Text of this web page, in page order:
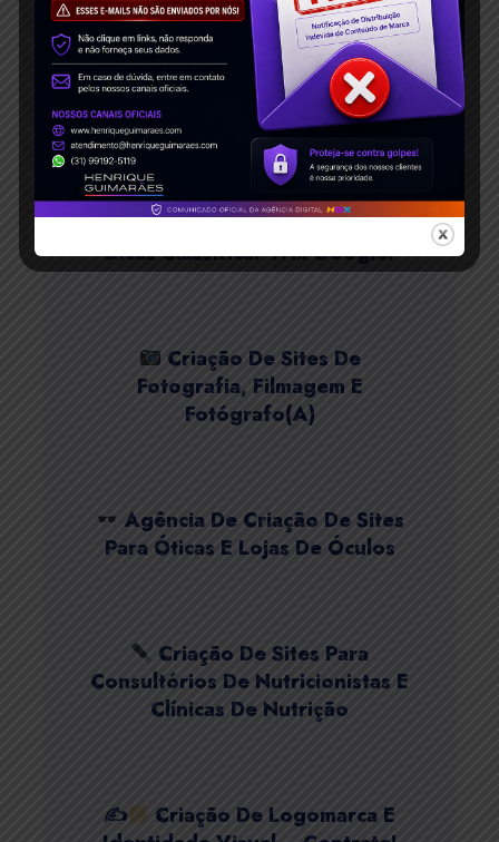
Estratégias De Marketing
Digital Para Pequenas Empresas!
Como Fazer SEO Sites Wix?
Dicas Classificar Wix Google!
Criação De Sites De
Fotografia, Filmagem E
Fotógrafo(a)
Agência De Criação De Sites
Para Óticas E Lojas De Óculos
Criação De Sites Para
Consultórios De Nutricionistas E
Clínicas De Nutrição
✍
Criação De Logomarca E